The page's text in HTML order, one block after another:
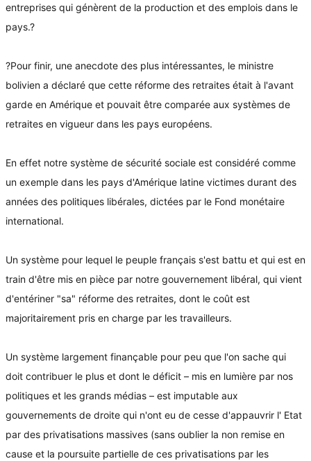
entreprises qui génèrent de la production et des emplois dans le
pays.?
?Pour finir, une anecdote des plus intéressantes, le ministre
bolivien a déclaré que cette réforme des retraites était à l'avant
garde en Amérique et pouvait être comparée aux systèmes de
retraites en vigueur dans les pays européens.
En effet notre système de sécurité sociale est considéré comme
un exemple dans les pays d'Amérique latine victimes durant des
années des politiques libérales, dictées par le Fond monétaire
international.
Un système pour lequel le peuple français s'est battu et qui est en
train d'être mis en pièce par notre gouvernement libéral, qui vient
d'entériner "sa" réforme des retraites, dont le coût est
majoritairement pris en charge par les travailleurs.
Un système largement finançable pour peu que l'on sache qui
doit contribuer le plus et dont le déficit – mis en lumière par nos
politiques et les grands médias – est imputable aux
gouvernements de droite qui n'ont eu de cesse d'appauvrir l' Etat
par des privatisations massives (sans oublier la non remise en
cause et la poursuite partielle de ces privatisations par les